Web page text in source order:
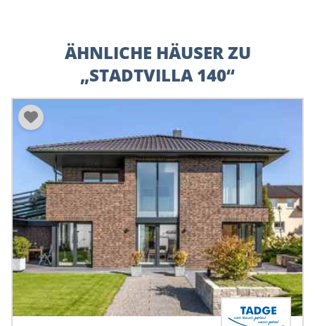
ÄHNLICHE HÄUSER ZU
„STADTVILLA 140“